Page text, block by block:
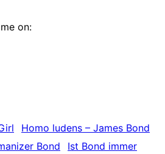
on:
Homo ludens – James Bond
Ist Bond immer